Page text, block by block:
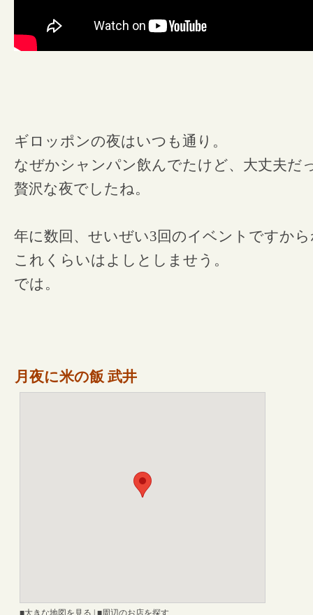
ギロッポンの夜はいつも通り。
なぜかシャンパン飲んでたけど、大丈夫だ
贅沢な夜でしたね。
年に数回、せいぜい3回のイベントですか
これくらいはよしとしませう。
では。
月夜に米の飯 武井